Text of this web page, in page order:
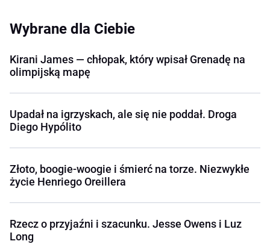
Wybrane dla Ciebie
Kirani James — chłopak, który wpisał Grenadę na
olimpijską mapę
Upadał na igrzyskach, ale się nie poddał. Droga
Diego Hypólito
Złoto, boogie-woogie i śmierć na torze. Niezwykłe
życie Henriego Oreillera
Rzecz o przyjaźni i szacunku. Jesse Owens i Luz
Long